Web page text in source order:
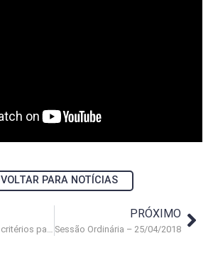
VOLTAR PARA NOTÍCIAS
PRÓXIMO
Sessão Ordinária – 25/04/2018